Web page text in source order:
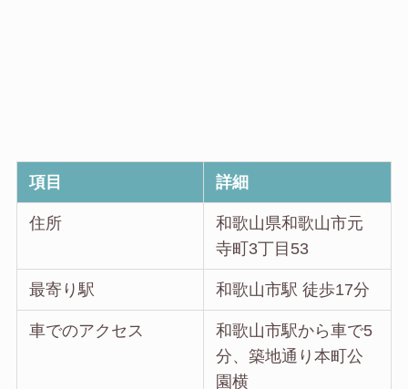
項目 詳細
住所
和歌山県和歌山市元
寺町3丁目53
最寄り駅 和歌山市駅 徒歩17分
車でのアクセス
和歌山市駅から車で5
分、築地通り本町公
園横